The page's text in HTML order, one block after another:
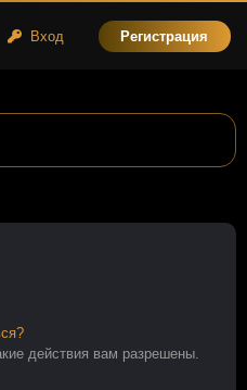
Вход Регистрация
действия вам разрешены.